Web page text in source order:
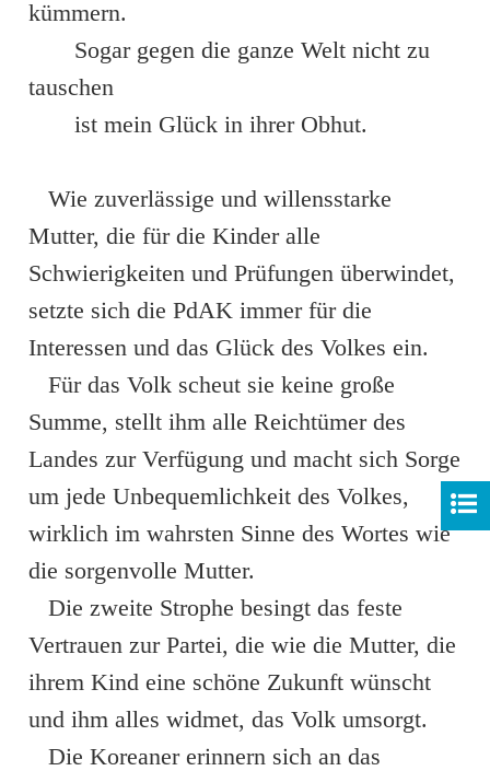
kümmern.
Sogar gegen die ganze Welt nicht zu
tauschen
ist mein Glück in ihrer Obhut.
Wie zuverlässige und willensstarke
Mutter, die für die Kinder alle
Schwierigkeiten und Prüfungen überwindet,
setzte sich die PdAK immer für die
Interessen und das Glück des Volkes ein.
Für das Volk scheut sie keine große
Summe, stellt ihm alle Reichtümer des
Landes zur Verfügung und macht sich Sorge
um jede Unbequemlichkeit des Volkes,
wirklich im wahrsten Sinne des Wortes wie
die sorgenvolle Mutter.
Die zweite Strophe besingt das feste
Vertrauen zur Partei, die wie die Mutter, die
ihrem Kind eine schöne Zukunft wünscht
und ihm alles widmet, das Volk umsorgt.
Die Koreaner erinnern sich an das